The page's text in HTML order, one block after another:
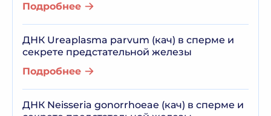
Подробнее
ДНК Ureaplasma parvum (кач) в сперме и
секрете предстательной железы
Подробнее
ДНК Neisseria gonorrhoeae (кач) в сперме и